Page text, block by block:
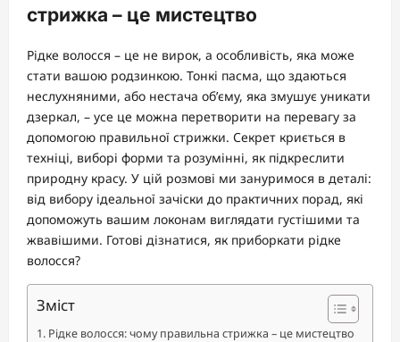
стрижка – це мистецтво
Рідке волосся – це не вирок, а особливість, яка може
стати вашою родзинкою. Тонкі пасма, що здаються
неслухняними, або нестача об’єму, яка змушує уникати
дзеркал, – усе це можна перетворити на перевагу за
допомогою правильної стрижки. Секрет криється в
техніці, виборі форми та розумінні, як підкреслити
природну красу. У цій розмові ми зануримося в деталі:
від вибору ідеальної зачіски до практичних порад, які
допоможуть вашим локонам виглядати густішими та
жвавішими. Готові дізнатися, як приборкати рідке
волосся?
Зміст
Рідке волосся: чому правильна стрижка – це мистецтво